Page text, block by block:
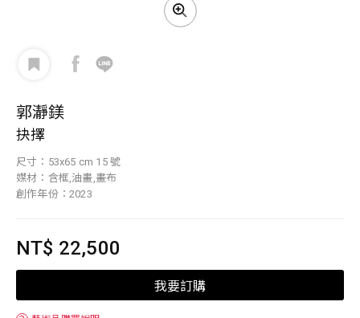
郭瀞鎂
抉擇
尺寸：53x65 cm 15 號
媒材：含框,油畫,畫布
創作年份：2023
NT$ 22,500
我要訂購